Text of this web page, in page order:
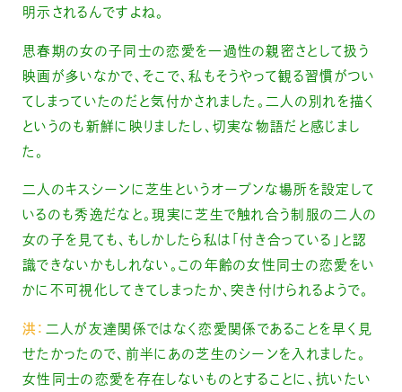
明示されるんですよね。
思春期の女の子同士の恋愛を一過性の親密さとして扱う
映画が多いなかで、そこで、私もそうやって観る習慣がつい
てしまっていたのだと気付かされました。二人の別れを描く
というのも新鮮に映りましたし、切実な物語だと感じまし
た。
二人のキスシーンに芝生というオープンな場所を設定して
いるのも秀逸だなと。現実に芝生で触れ合う制服の二人の
女の子を見ても、もしかしたら私は「付き合っている」と認
識できないかもしれない。この年齢の女性同士の恋愛をい
かに不可視化してきてしまったか、突き付けられるようで。
洪： 二人が友達関係ではなく恋愛関係であることを早く見
せたかったので、前半にあの芝生のシーンを入れました。
女性同士の恋愛を存在しないものとすることに、抗いたい